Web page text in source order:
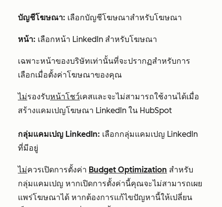
บัญชีโฆษณา: เลือกบัญชีโฆษณาสำหรับโฆษณา
หน้า: เลือกหน้า LinkedIn สำหรับโฆษณา
เฉพาะหน้าของบริษัทเท่านั้นที่จะปรากฏสำหรับการ
เลือกเมื่อตั้งค่าโฆษณาของคุณ
ไม่รองรับหน้าโชว์เคสและจะไม่สามารถใช้งานได้เมื่อ
สร้างแคมเปญโฆษณา LinkedIn ใน HubSpot
กลุ่มแคมเปญ LinkedIn: เลือกกลุ่มแคมเปญ LinkedIn
ที่มีอยู่
ไม่ควรเปิดการตั้งค่า Budget Optimization สำหรับ
กลุ่มแคมเปญ หากเปิดการตั้งค่านี้คุณจะไม่สามารถเผย
แพร่โฆษณาได้ หากต้องการแก้ไขปัญหานี้ให้เปลี่ยน